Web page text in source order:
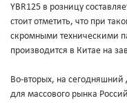
YBR125 в розницу
стоит отметить, что при
скромными техническими
производится в Китае на
Во-вторых, на сегодняшний
для массового рынка